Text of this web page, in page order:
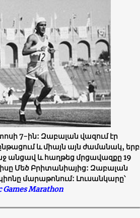
7-ին: Զաբալան վազում էր
և միայն այն ժամանակ, երբ
անցավ և հաղթեց մրցավազքը 19
Մեծ Բրիտանիայից: Զաբալան
մարաթոնում: Լուսանկարը՝
Games Marathon